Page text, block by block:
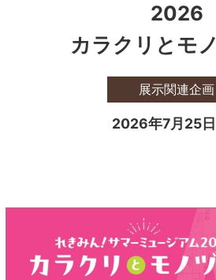
2026
カラクリとモ
展示関連企画
2026年7月25